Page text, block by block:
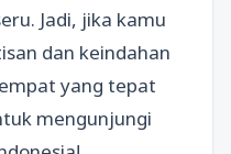
Jadi, jika kamu
dan keindahan
yang tepat
mengunjungi